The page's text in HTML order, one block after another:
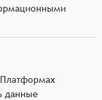
данные